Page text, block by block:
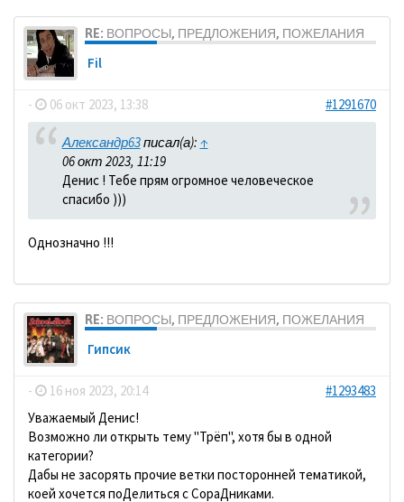
RE: ВОПРОСЫ, ПРЕДЛОЖЕНИЯ, ПОЖЕЛАНИЯ
Fil
- 06 окт 2023, 13:38 #1291670
Александр63писал(а): ↑
06 окт 2023, 11:19
Денис ! Тебе прям огромное человеческое
спасибо )))
Однозначно !!!
RE: ВОПРОСЫ, ПРЕДЛОЖЕНИЯ, ПОЖЕЛАНИЯ
Гипсик
- 16 ноя 2023, 20:14
#1293483
Уважаемый Денис!
Возможно ли открыть тему "Трёп", хотя бы в одной
категории?
Дабы не засорять прочие ветки посторонней тематикой,
коей хочется поДелиться с СораДниками.